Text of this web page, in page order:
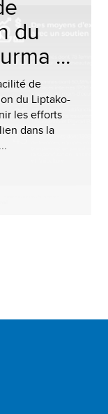
du
...
de
du Liptako-
les efforts
dans la